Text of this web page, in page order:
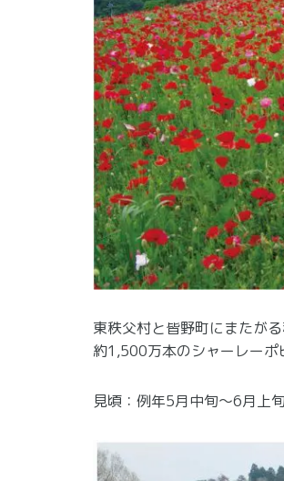
東秩父村と皆野町にまたが
約1,500万本のシャーレーポ
見頃：例年5月中旬～6月